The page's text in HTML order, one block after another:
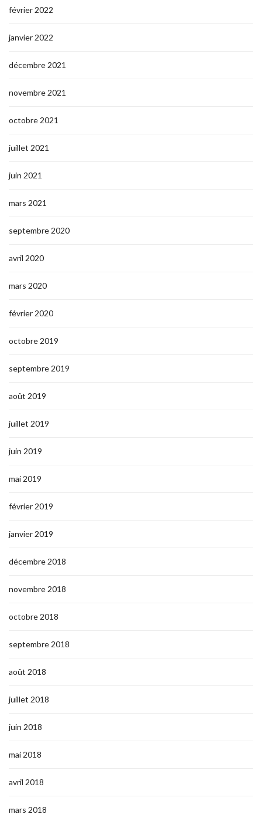
février 2022
janvier 2022
décembre 2021
novembre 2021
octobre 2021
juillet 2021
juin 2021
mars 2021
septembre 2020
avril 2020
mars 2020
février 2020
octobre 2019
septembre 2019
août 2019
juillet 2019
juin 2019
mai 2019
février 2019
janvier 2019
décembre 2018
novembre 2018
octobre 2018
septembre 2018
août 2018
juillet 2018
juin 2018
mai 2018
avril 2018
mars 2018